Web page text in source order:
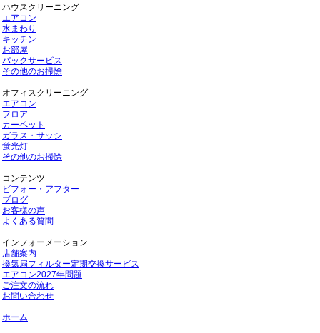
ハウスクリーニング
エアコン
水まわり
キッチン
お部屋
パックサービス
その他のお掃除
オフィスクリーニング
エアコン
フロア
カーペット
ガラス・サッシ
蛍光灯
その他のお掃除
コンテンツ
ビフォー・アフター
ブログ
お客様の声
よくある質問
インフォーメーション
店舗案内
換気扇フィルター定期交換サービス
エアコン2027年問題
ご注文の流れ
お問い合わせ
ホーム